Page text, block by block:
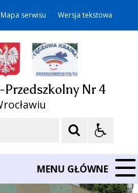
Mapa serwisu Wersja tekstowa
Przedszkolny Nr 4
MENU GŁÓWNE